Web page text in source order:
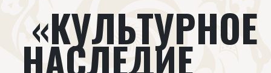
Авторы Всемирное общество
Издательство Новости
«КУЛЬТУРНОЕ
НАСЛЕДИЕ